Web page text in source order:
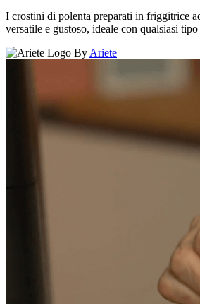
I crostini di polenta preparati in friggitrice
versatile e gustoso, ideale con qualsiasi
By Ariete